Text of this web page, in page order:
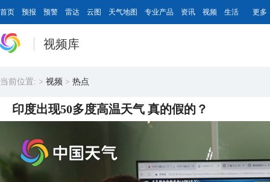
首页 预报 预警 雷达 云图 天气地图 专业产品 资讯 视频 生活 更多
视频库
当前位置: > 视频 > 热点
印度出现50多度高温天气 真的假的？